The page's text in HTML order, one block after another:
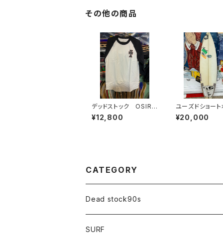
その他の商品
デッドストック OSIRI
S JAY ADAMS
¥12,800
ユーズドショー
ド PU
¥20,000
CATEGORY
Dead stock90s
SURF